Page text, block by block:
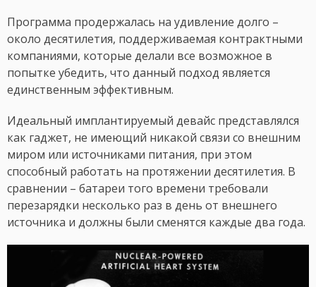
Программа продержалась на удивление долго –
около десятилетия, поддерживаемая контрактными
компаниями, которые делали все возможное в
попытке убедить, что данный подход является
единственным эффективным.
Идеальный имплантируемый девайс представлялся
как гаджет, не имеющий никакой связи со внешним
миром или источниками питания, при этом
способный работать на протяжении десятилетия. В
сравнении – батареи того времени требовали
перезарядки несколько раз в день от внешнего
источника и должны были сменятся каждые два года.